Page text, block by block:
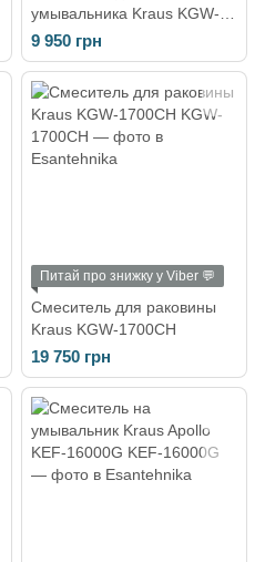
умывальника Kraus KGW-
1700SN
9 950 грн
Питай про знижку у Viber 💬
Смеситель для раковины
Kraus KGW-1700CH
19 750 грн